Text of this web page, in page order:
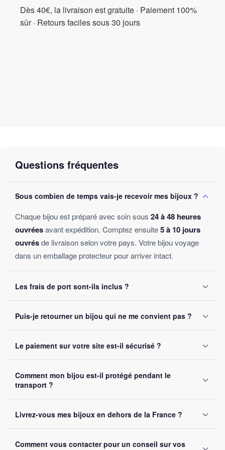
Dès 40€, la livraison est gratuite · Paiement 100%
sûr · Retours faciles sous 30 jours
Questions fréquentes
Sous combien de temps vais-je recevoir mes bijoux ?
Chaque bijou est préparé avec soin sous 24 à 48 heures
ouvréesavant expédition. Comptez ensuite5 à 10 jours
ouvrésde livraison selon votre pays. Votre bijou voyage
dans un emballage protecteur pour arriver intact.
Les frais de port sont-ils inclus ?
sans montant minimum d'achat. Votre bijou part sous 24 à
48 heures ouvrées.
Puis-je retourner un bijou qui ne me convient pas ?
le retourner. Remboursement intégral garanti, sans
question posée.
Le paiement sur votre site est-il sécurisé ?
SSL. Nous acceptons Visa, Mastercard, PayPal et Apple
Pay. Vos données bancaires ne sont jamais stockées sur
Comment mon bijou est-il protégé pendant le
transport ?
renforcé. Un numéro de suivi vous est envoyé par e-mail
dès l'expédition.
Livrez-vous mes bijoux en dehors de la France ?
. Comptez 5 à 10 jours ouvrés selon la
Comment vous contacter pour un conseil sur vos